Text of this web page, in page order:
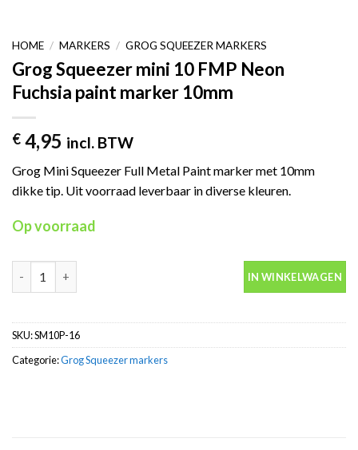
HOME / MARKERS / GROG SQUEEZER MARKERS
Grog Squeezer mini 10 FMP Neon
Fuchsia paint marker 10mm
€ 4,95 incl. BTW
Grog Mini Squeezer Full Metal Paint marker met 10mm
dikke tip. Uit voorraad leverbaar in diverse kleuren.
Op voorraad
IN WINKELWAGEN
SKU:SM10P-16
Categorie:Grog Squeezer markers